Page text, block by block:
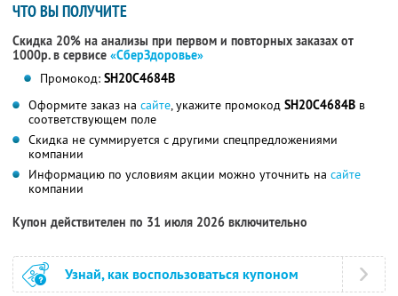
ЧТО ВЫ ПОЛУЧИТЕ
Скидка 20% на анализы при первом и повторных заказах от
1000р. в сервисе «СберЗдоровье»
Промокод: SH20C4684B
Оформите заказ на сайте, укажите промокод SH20C4684B в
соответствующем поле
Скидка не суммируется с другими спецпредложениями
компании
Информацию по условиям акции можно уточнить на сайте
компании
Купон действителен по 31 июля 2026 включительно
Узнай, как воспользоваться купоном